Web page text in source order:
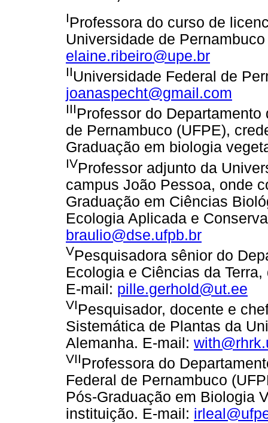
IProfessora do curso de
Universidade de
elaine.ribeiro@upe.br
IIUniversidade Federal de
joanaspecht@gmail.com
IIIProfessor do
de Pernambuco (UFPE),
Graduação em biologia
IVProfessor adjunto da
campus João Pessoa, onde
Graduação em Ciências
Ecologia Aplicada e
braulio@dse.ufpb.br
VPesquisadora sênior do
Ecologia e Ciências da
E-mail: pille.gerhold@ut.ee
VIPesquisador, docente e
Sistemática de Plantas da
Alemanha. E-mail:
VIIProfessora do
Federal de Pernambuco
Pós-Graduação em Biologia
instituição. E-mail: